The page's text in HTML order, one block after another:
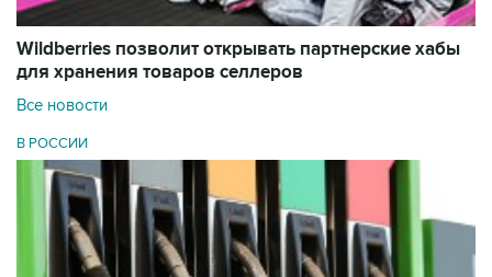
Wildberries позволит открывать партнерские хабы
для хранения товаров селлеров
Все новости
В РОССИИ